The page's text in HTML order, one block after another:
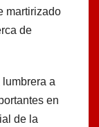
martirizado
de
a
en
de la